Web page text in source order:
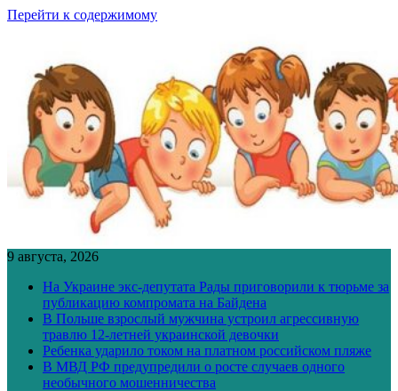
Перейти к содержимому
9 августа, 2026
На Украине экс-депутата Рады приговорили к тюрьме за
публикацию компромата на Байдена
В Польше взрослый мужчина устроил агрессивную
травлю 12-летней украинской девочки
Ребенка ударило током на платном российском пляже
В МВД РФ предупредили о росте случаев одного
необычного мошенничества